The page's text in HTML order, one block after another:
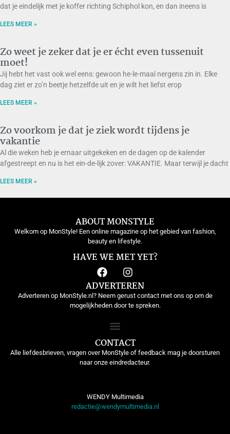
dat je eindelijk met je koffer richting Schiphol kon, en dan ineens is
LEES MEER »
Zo weet je zeker dat je er écht even tussenuit
moet!
Jij hebt het vast ook wel eens: gewoon he-le-maal nergens zin in. Elke
dag ziet er zo’n beetje hetzelfde uit en je wilt het liefst erop
LEES MEER »
Zo voorkom je dat je ziek wordt tijdens je
vakantie
Al die weken heb je ernaar uitgekeken en de dagen op de kalender
afgestreept en nu is het ein-de-lijk zover: VAKANTIE. Maar terwijl je dacht
LEES MEER »
ABOUT MONSTYLE
Welkom op MonStyle! Een online magazine op het gebied van fashion,
beauty en lifestyle.
HAVE WE MET YET?
ADVERTEREN
Adverteren op MonStyle.nl? Neem gerust contact met ons op om de
mogelijkheden door te spreken.
CONTACT
Alle liefdesbrieven, vragen over MonStyle of feedback mag je doorsturen
naar onze eindredacteur.
WENDY Multimedia
redactie@wendymultimedia.nl